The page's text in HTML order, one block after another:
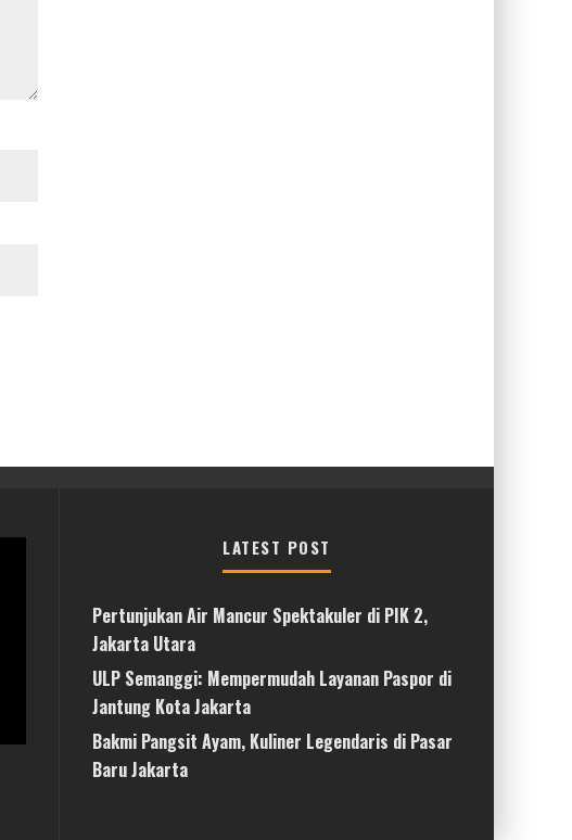
LATEST POST
Pertunjukan Air Mancur Spektakuler di PIK 2,
Jakarta Utara
ULP Semanggi: Mempermudah Layanan Paspor di
Jantung Kota Jakarta
Bakmi Pangsit Ayam, Kuliner Legendaris di Pasar
Baru Jakarta